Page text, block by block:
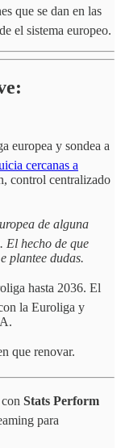
que se dan en las
el sistema europeo.
europea y sondea a
cercanas a
control centralizado
de alguna
El hecho de que
plantee dudas.
hasta 2036. El
la Euroliga y
que renovar.
con Stats Perform
para